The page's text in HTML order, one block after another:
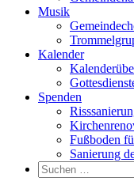
Musik
Kalender
Spenden
Fußboden
Sanierung
Suchen
nach: